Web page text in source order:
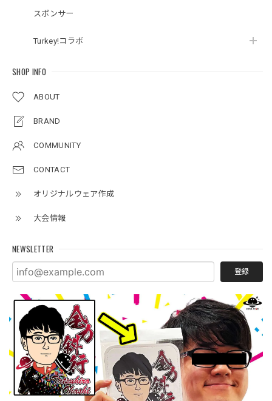
スポンサー
Turkey!コラボ
SHOP INFO
ABOUT
BRAND
COMMUNITY
CONTACT
オリジナルウェア作成
大会情報
NEWSLETTER
登録